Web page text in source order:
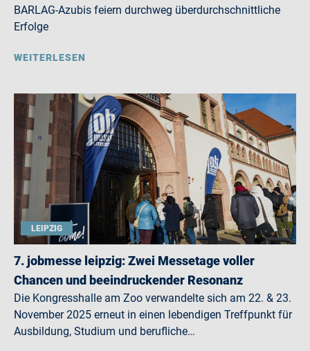
BARLAG-Azubis feiern durchweg überdurchschnittliche
Erfolge
WEITERLESEN
LEIPZIG
7. jobmesse leipzig: Zwei Messetage voller
Chancen und beeindruckender Resonanz
Die Kongresshalle am Zoo verwandelte sich am 22. & 23.
November 2025 erneut in einen lebendigen Treffpunkt für
Ausbildung, Studium und berufliche…